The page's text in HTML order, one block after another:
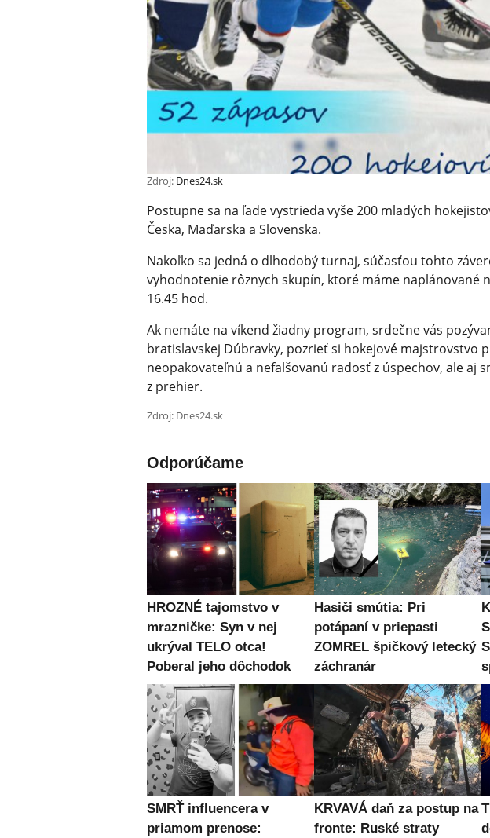
Zdroj: Dnes24.sk
Postupne sa na ľade vystrieda vyše 200 mladých
Česka, Maďarska a Slovenska.
Nakoľko sa jedná o dlhodobý turnaj, súčasťou tohto
vyhodnotenie rôznych skupín, ktoré máme naplánované
16.45 hod.
Ak nemáte na víkend žiadny program, srdečne vás
bratislavskej Dúbravky, pozrieť si hokejové majstrovstvo
neopakovateľnú a nefalšovanú radosť z úspechov, ale aj
z prehier.
Zdroj: Dnes24.sk
Odporúčame
HROZNÉ tajomstvo v
mrazničke: Syn v nej
ukrýval TELO otca!
Poberal jeho dôchodok
Hasiči smútia: Pri
potápaní v priepasti
ZOMREL špičkový letecký
záchranár
SMRŤ influencera v
priamom prenose:
KRVAVÁ daň za postup na
fronte: Ruské straty